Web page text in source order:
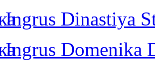
Ingrus Dinastiya
Ingrus Domenika